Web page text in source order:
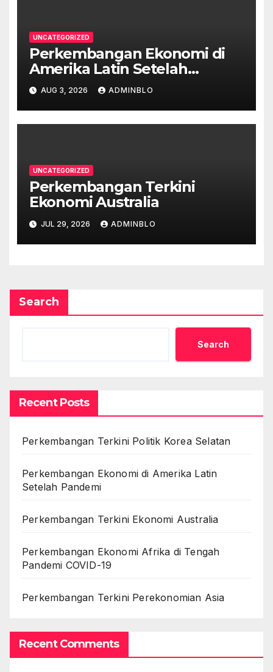
UNCATEGORIZED
Perkembangan Ekonomi di
Amerika Latin Setelah
Pandemi
AUG 3, 2026 ADMINBLO
UNCATEGORIZED
Perkembangan Terkini
Ekonomi Australia
JUL 29, 2026 ADMINBLO
Search
Search
Recent Posts
Perkembangan Terkini Politik Korea Selatan
Perkembangan Ekonomi di Amerika Latin
Setelah Pandemi
Perkembangan Terkini Ekonomi Australia
Perkembangan Ekonomi Afrika di Tengah
Pandemi COVID-19
Perkembangan Terkini Perekonomian Asia
Recent Comments